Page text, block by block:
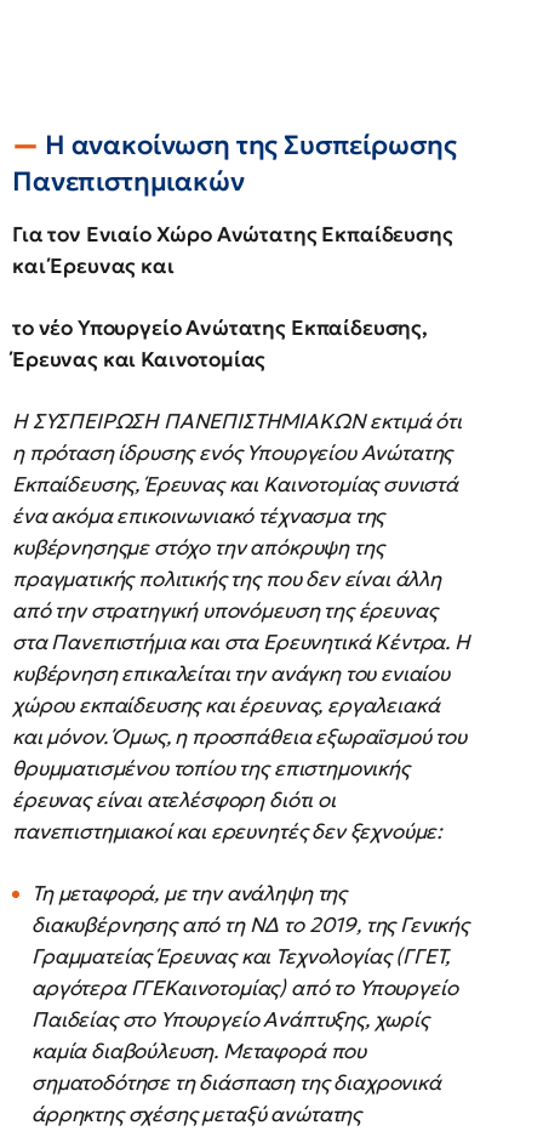
Η ανακοίνωση της Συσπείρωσης
Πανεπιστημιακών
Για τον Ενιαίο Χώρο Ανώτατης Εκπαίδευσης
και Έρευνας και
το νέο Υπουργείο Ανώτατης Εκπαίδευσης,
Έρευνας και Καινοτομίας
H ΣΥΣΠΕΙΡΩΣΗ ΠΑΝΕΠΙΣΤΗΜΙΑΚΩΝ εκτιμά ότι
η πρόταση ίδρυσης ενός Υπουργείου Ανώτατης
Εκπαίδευσης, Έρευνας και Καινοτομίας συνιστά
ένα ακόμα επικοινωνιακό τέχνασμα της
κυβέρνησηςμε στόχο την απόκρυψη της
πραγματικής πολιτικής της που δεν είναι άλλη
από την στρατηγική υπονόμευση της έρευνας
στα Πανεπιστήμια και στα Ερευνητικά Κέντρα. Η
κυβέρνηση επικαλείται την ανάγκη του ενιαίου
χώρου εκπαίδευσης και έρευνας, εργαλειακά
και μόνον. Όμως, η προσπάθεια εξωραϊσμού του
θρυμματισμένου τοπίου της επιστημονικής
έρευνας είναι ατελέσφορη διότι οι
πανεπιστημιακοί και ερευνητές δεν ξεχνούμε:
Τη μεταφορά, με την ανάληψη της
διακυβέρνησης από τη ΝΔ το 2019, της Γενικής
Γραμματείας Έρευνας και Τεχνολογίας (ΓΓΕΤ,
αργότερα ΓΓΕΚαινοτομίας) από το Υπουργείο
Παιδείας στο Υπουργείο Ανάπτυξης, χωρίς
καμία διαβούλευση. Μεταφορά που
σηματοδότησε τη διάσπαση της διαχρονικά
άρρηκτης σχέσης μεταξύ ανώτατης